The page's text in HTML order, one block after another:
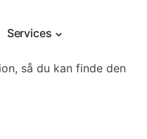
Services
så du kan finde den